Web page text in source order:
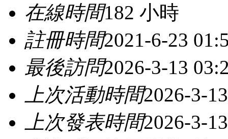
在線時間182 小時
註冊時間2021-6-23
最後訪問2026-3-13
上次活動時間2026-3-
上次發表時間2026-3-